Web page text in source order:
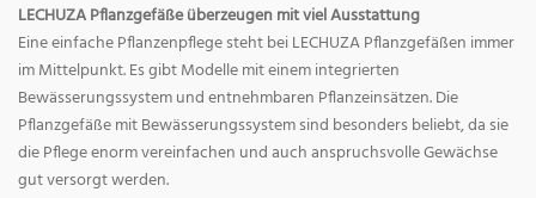
LECHUZA Pflanzgefäße überzeugen mit viel Ausstattung
Eine einfache Pflanzenpflege steht bei LECHUZA Pflanzgefäßen immer
im Mittelpunkt. Es gibt Modelle mit einem integrierten
Bewässerungssystem und entnehmbaren Pflanzeinsätzen. Die
Pflanzgefäße mit Bewässerungssystem sind besonders beliebt, da sie
die Pflege enorm vereinfachen und auch anspruchsvolle Gewächse
gut versorgt werden.